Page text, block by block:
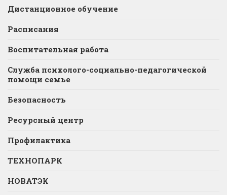
Дистанционное обучение
Расписания
Воспитательная работа
Служба психолого-социально-педагогической
помощи семье
Безопасность
Ресурсный центр
Профилактика
ТЕХНОПАРК
НОВАТЭК